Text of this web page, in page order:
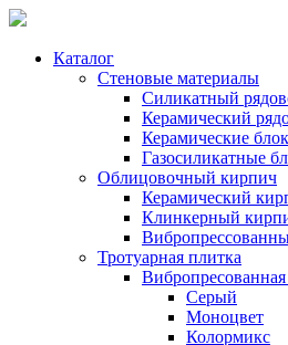
Каталог
Стеновые материалы
Силикатный
Керамический
Керамические
Газосиликатные
Облицовочный кирпич
Керамический
Клинкерный
Тротуарная плитка
Серый
Моноцвет
Колормикс